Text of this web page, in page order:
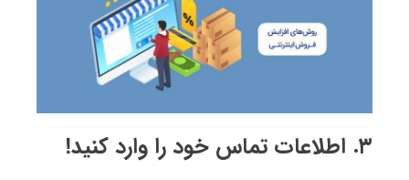
۳. اطلاعات تماس خود را وارد کنید!